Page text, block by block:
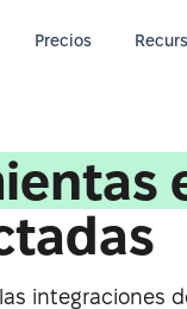
Precios
integraciones